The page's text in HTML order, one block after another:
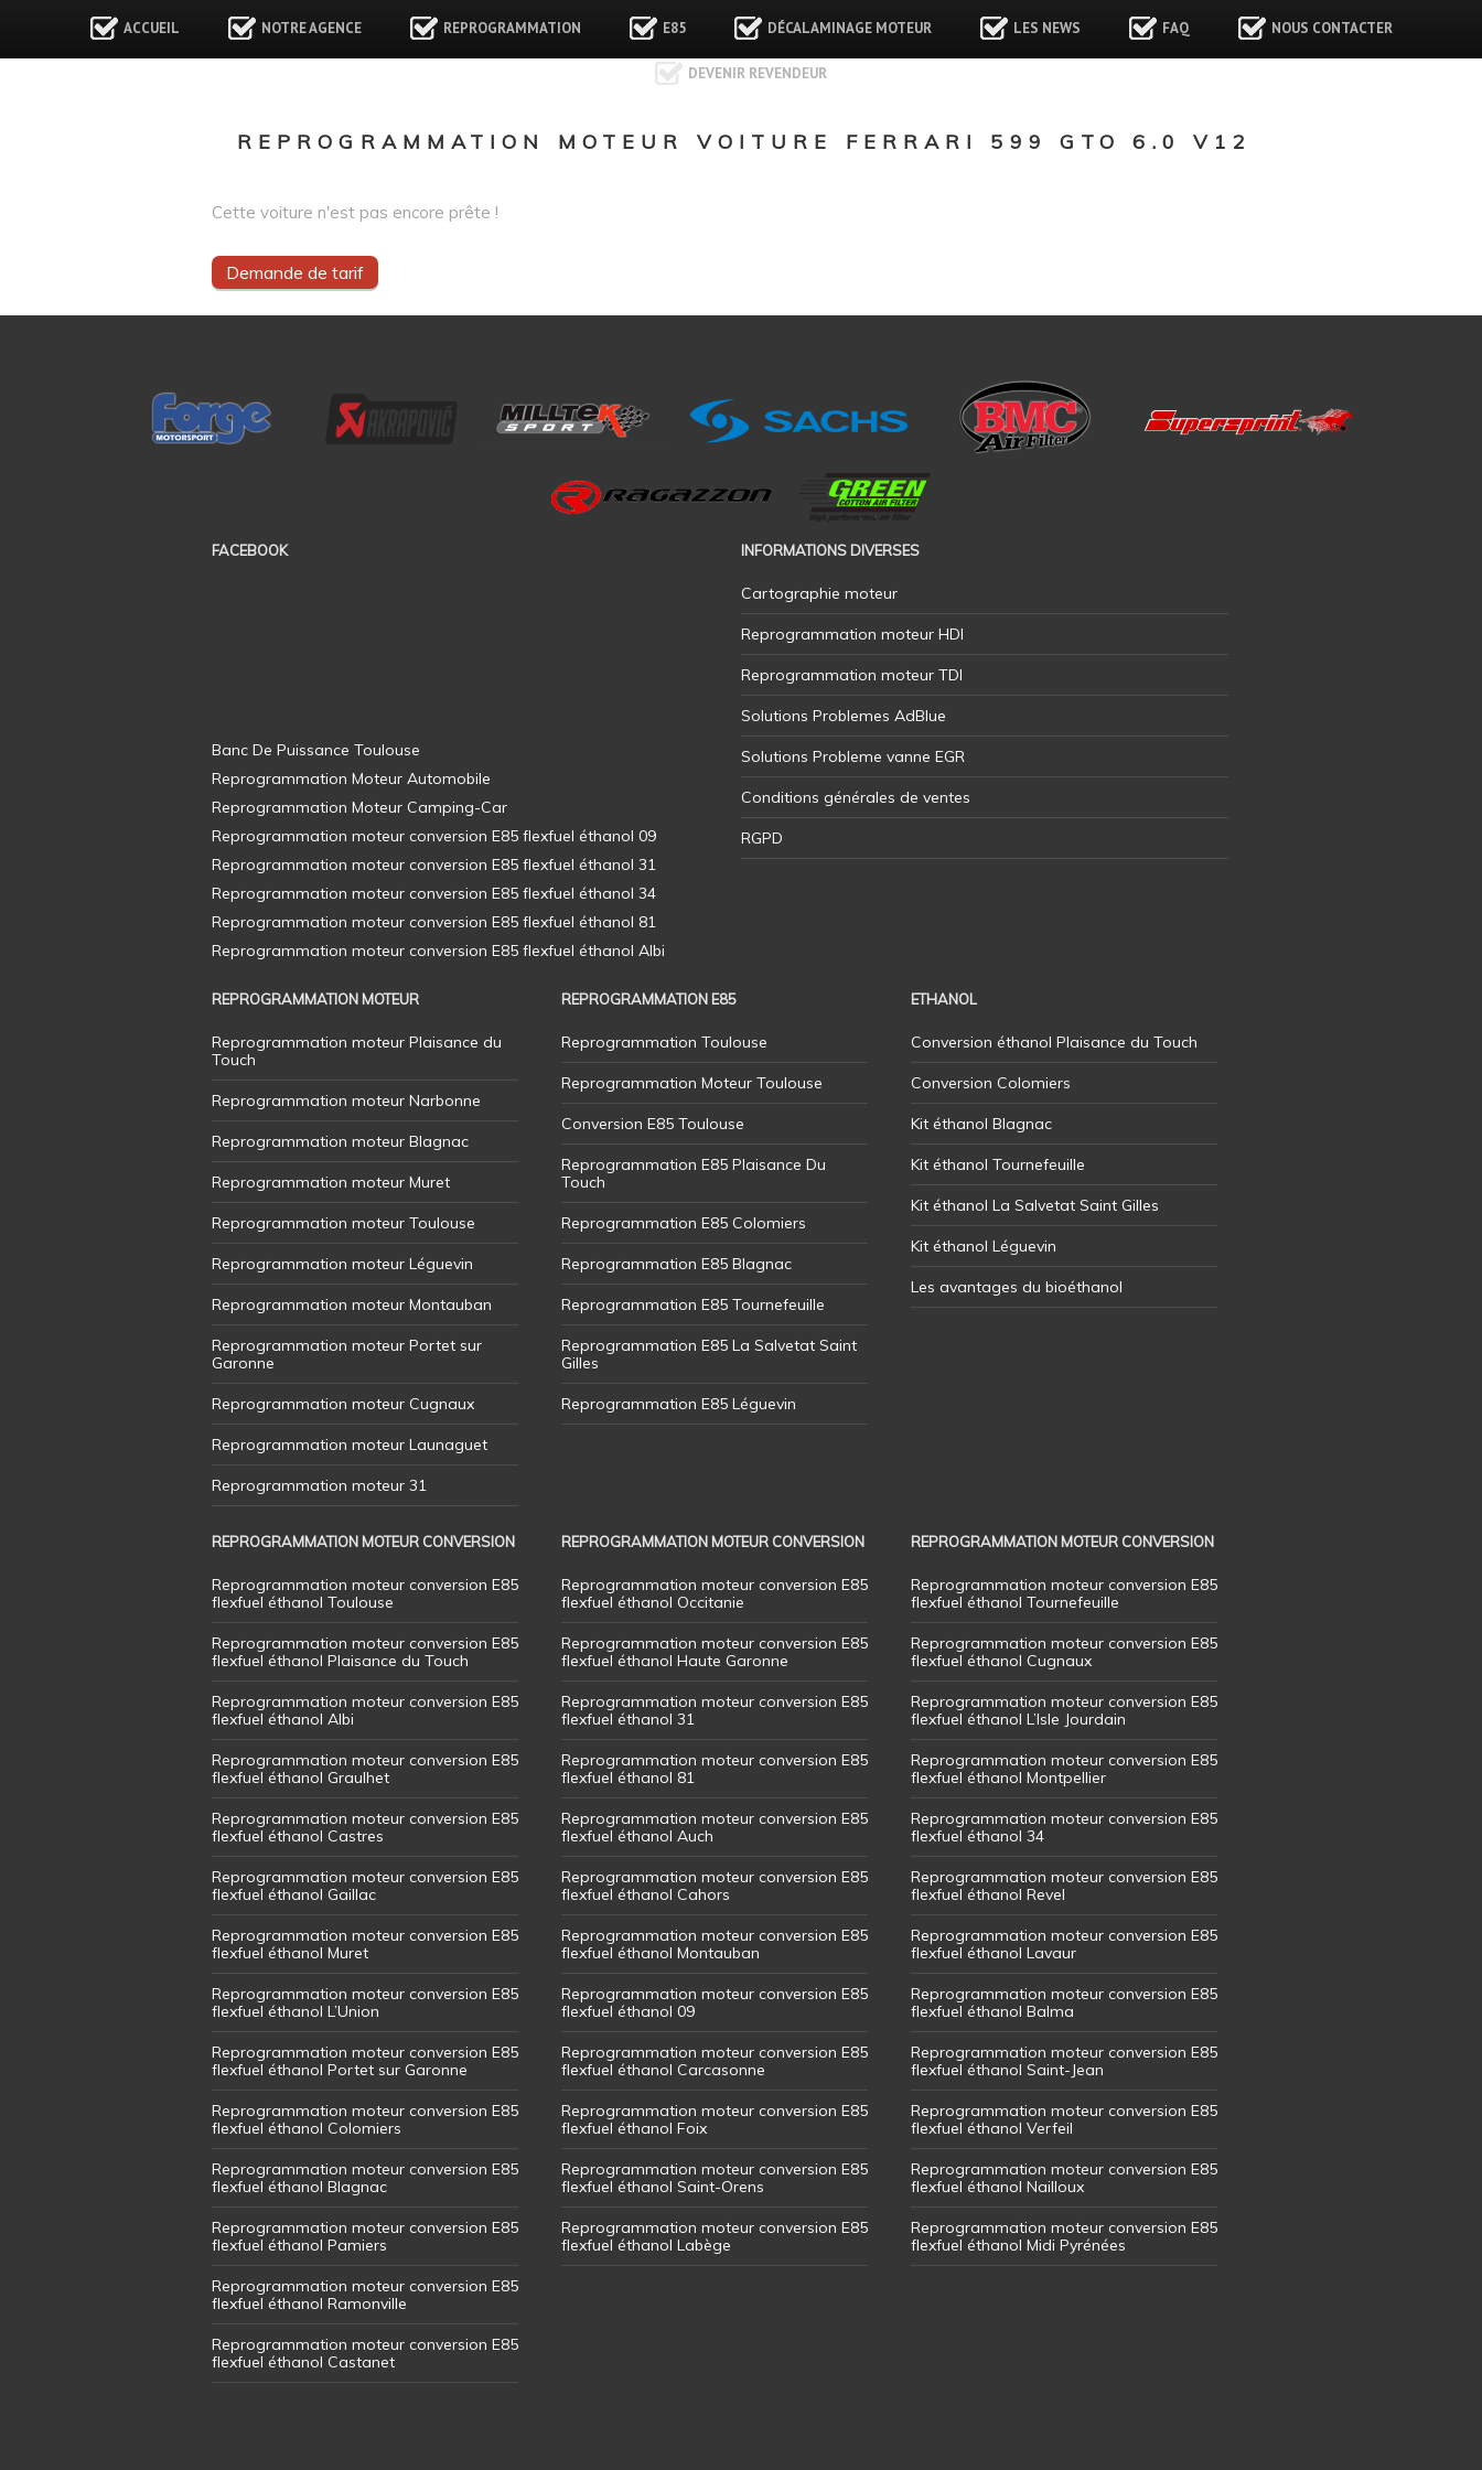
ACCUEIL NOTRE AGENCE REPROGRAMMATION E85 DÉCALAMINAGE MOTEUR LES NEWS FAQ NOUS CONTACTER
DEVENIR REVENDEUR
REPROGRAMMATION MOTEUR VOITURE FERRARI 599 GTO 6.0 V12
Cette voiture n'est pas encore prête !
Demande de tarif
FACEBOOK INFORMATIONS DIVERSES
Cartographie moteur
Reprogrammation moteur HDI
Reprogrammation moteur TDI
Solutions Problemes AdBlue
Solutions Probleme vanne EGR
Conditions générales de ventes
RGPD
REPROGRAMMATION MOTEUR
Reprogrammation moteur Plaisance du
Touch
Reprogrammation moteur Narbonne
Reprogrammation moteur Blagnac
Reprogrammation moteur Muret
Reprogrammation moteur Toulouse
Reprogrammation moteur Léguevin
Reprogrammation moteur Montauban
Reprogrammation moteur Portet sur
Garonne
Reprogrammation moteur Cugnaux
Reprogrammation moteur Launaguet
Reprogrammation moteur 31
REPROGRAMMATION E85
Reprogrammation Toulouse
Reprogrammation Moteur Toulouse
Conversion E85 Toulouse
Reprogrammation E85 Plaisance Du
Touch
Reprogrammation E85 Colomiers
Reprogrammation E85 Blagnac
Reprogrammation E85 Tournefeuille
Reprogrammation E85 La Salvetat Saint
Gilles
Reprogrammation E85 Léguevin
ETHANOL
Conversion éthanol Plaisance du Touch
Conversion Colomiers
Kit éthanol Blagnac
Kit éthanol Tournefeuille
Kit éthanol La Salvetat Saint Gilles
Kit éthanol Léguevin
Les avantages du bioéthanol
REPROGRAMMATION MOTEUR CONVERSION
Reprogrammation moteur conversion E85
flexfuel éthanol Toulouse
Reprogrammation moteur conversion E85
flexfuel éthanol Plaisance du Touch
Reprogrammation moteur conversion E85
flexfuel éthanol Albi
Reprogrammation moteur conversion E85
flexfuel éthanol Graulhet
Reprogrammation moteur conversion E85
flexfuel éthanol Castres
Reprogrammation moteur conversion E85
flexfuel éthanol Gaillac
Reprogrammation moteur conversion E85
flexfuel éthanol Muret
Reprogrammation moteur conversion E85
flexfuel éthanol L’Union
Reprogrammation moteur conversion E85
flexfuel éthanol Portet sur Garonne
Reprogrammation moteur conversion E85
flexfuel éthanol Colomiers
Reprogrammation moteur conversion E85
flexfuel éthanol Blagnac
Reprogrammation moteur conversion E85
flexfuel éthanol Pamiers
Reprogrammation moteur conversion E85
flexfuel éthanol Ramonville
Reprogrammation moteur conversion E85
flexfuel éthanol Castanet
REPROGRAMMATION MOTEUR CONVERSION
Reprogrammation moteur conversion E85
flexfuel éthanol Occitanie
Reprogrammation moteur conversion E85
flexfuel éthanol Haute Garonne
Reprogrammation moteur conversion E85
flexfuel éthanol 31
Reprogrammation moteur conversion E85
flexfuel éthanol 81
Reprogrammation moteur conversion E85
flexfuel éthanol Auch
Reprogrammation moteur conversion E85
flexfuel éthanol Cahors
Reprogrammation moteur conversion E85
flexfuel éthanol Montauban
Reprogrammation moteur conversion E85
flexfuel éthanol 09
Reprogrammation moteur conversion E85
flexfuel éthanol Carcasonne
Reprogrammation moteur conversion E85
flexfuel éthanol Foix
Reprogrammation moteur conversion E85
flexfuel éthanol Saint-Orens
Reprogrammation moteur conversion E85
flexfuel éthanol Labège
REPROGRAMMATION MOTEUR CONVERSION
Reprogrammation moteur conversion E85
flexfuel éthanol Tournefeuille
Reprogrammation moteur conversion E85
flexfuel éthanol Cugnaux
Reprogrammation moteur conversion E85
flexfuel éthanol L’Isle Jourdain
Reprogrammation moteur conversion E85
flexfuel éthanol Montpellier
Reprogrammation moteur conversion E85
flexfuel éthanol 34
Reprogrammation moteur conversion E85
flexfuel éthanol Revel
Reprogrammation moteur conversion E85
flexfuel éthanol Lavaur
Reprogrammation moteur conversion E85
flexfuel éthanol Balma
Reprogrammation moteur conversion E85
flexfuel éthanol Saint-Jean
Reprogrammation moteur conversion E85
flexfuel éthanol Verfeil
Reprogrammation moteur conversion E85
flexfuel éthanol Nailloux
Reprogrammation moteur conversion E85
flexfuel éthanol Midi Pyrénées
Banc De Puissance Toulouse
Reprogrammation Moteur Automobile
Reprogrammation Moteur Camping-Car
Reprogrammation moteur conversion E85 flexfuel éthanol 09
Reprogrammation moteur conversion E85 flexfuel éthanol 31
Reprogrammation moteur conversion E85 flexfuel éthanol 34
Reprogrammation moteur conversion E85 flexfuel éthanol 81
Reprogrammation moteur conversion E85 flexfuel éthanol Albi